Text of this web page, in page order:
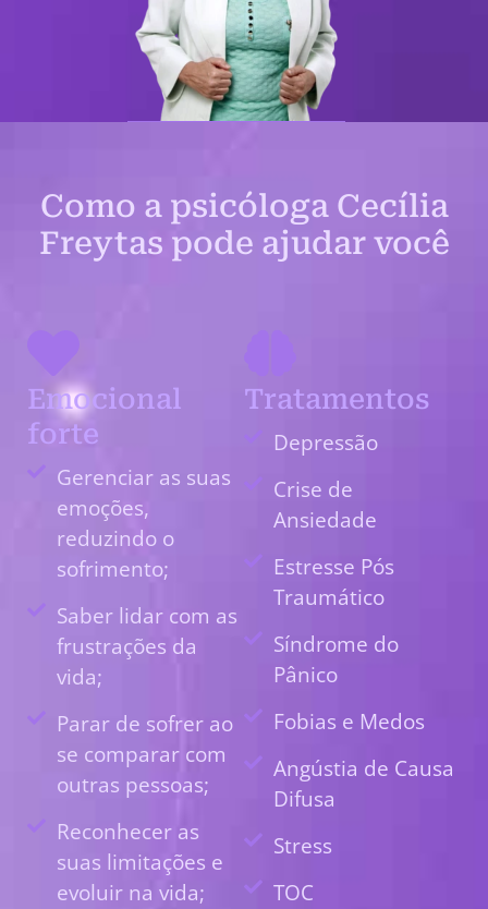
Como a psicóloga Cecília
Freytas pode ajudar você
Emocional
forte
Gerenciar as suas
emoções,
reduzindo o
sofrimento;
Saber lidar com as
frustrações da
vida;
Parar de sofrer ao
se comparar com
outras pessoas;
Reconhecer as
suas limitações e
evoluir na vida;
Tratamentos
Depressão
Crise de
Ansiedade
Estresse Pós
Traumático
Síndrome do
Pânico
Fobias e Medos
Angústia de Causa
Difusa
Stress
TOC